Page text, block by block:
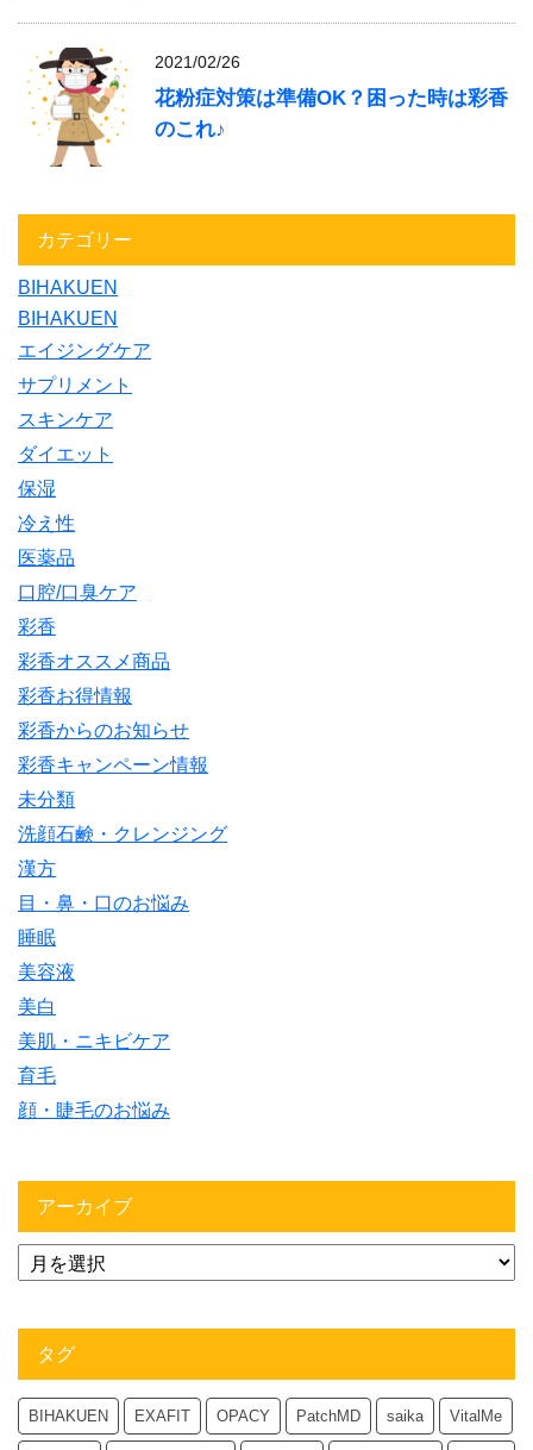
2021/02/26
花粉症対策は準備OK？困った時は彩香
のこれ♪
カテゴリー
BIHAKUEN
BIHAKUEN
エイジングケア
サプリメント
スキンケア
ダイエット
保湿
冷え性
医薬品
口腔/口臭ケア
彩香
彩香オススメ商品
彩香お得情報
彩香からのお知らせ
彩香キャンペーン情報
未分類
洗顔石鹸・クレンジング
漢方
目・鼻・口のお悩み
睡眠
美容液
美白
美肌・ニキビケア
育毛
顔・睫毛のお悩み
アーカイブ
タグ
BIHAKUEN EXAFIT OPACY PatchMD saika VitalMe